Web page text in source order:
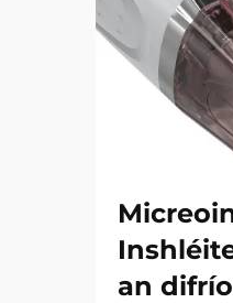
an